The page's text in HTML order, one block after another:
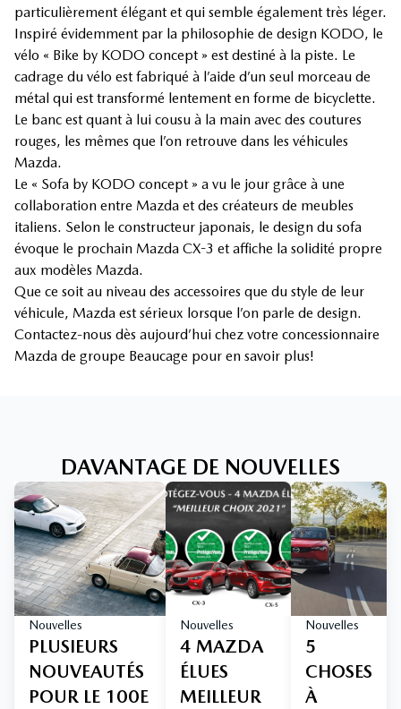
particulièrement élégant et qui semble également très léger.
Inspiré évidemment par la philosophie de design KODO, le
vélo « Bike by KODO concept » est destiné à la piste. Le
cadrage du vélo est fabriqué à l’aide d’un seul morceau de
métal qui est transformé lentement en forme de bicyclette.
Le banc est quant à lui cousu à la main avec des coutures
rouges, les mêmes que l’on retrouve dans les véhicules
Mazda.
Le « Sofa by KODO concept » a vu le jour grâce à une
collaboration entre Mazda et des créateurs de meubles
italiens. Selon le constructeur japonais, le design du sofa
évoque le prochain Mazda CX-3 et affiche la solidité propre
aux modèles Mazda.
Que ce soit au niveau des accessoires que du style de leur
véhicule, Mazda est sérieux lorsque l’on parle de design.
Contactez-nous dès aujourd’hui chez votre concessionnaire
Mazda de groupe Beaucage pour en savoir plus!
DAVANTAGE DE NOUVELLES
Nouvelles
PLUSIEURS
NOUVEAUTÉS
POUR LE 100E
Nouvelles
4 MAZDA
ÉLUES
MEILLEUR
Nouvelles
5
CHOSES
À